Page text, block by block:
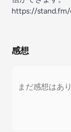
https://
感想
まだ感想はあ